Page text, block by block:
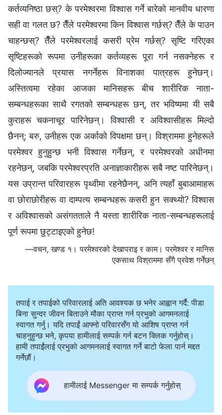
कर्तव्यनिष्ठा छस्? के परमेश्‍वरमा विश्‍वास गर्ने बारेको मानवीय धारणा
सही वा गलत छ? तैँले परमेश्‍वरमा किन विश्‍वास गर्छस्? तैँले के पाउन
चाहन्छस्? तैँले परमेश्‍वरलाई कसरी प्रेम गर्छस्? सृष्टि गरिएका
सृष्टिहरूको रूपमा उनीहरूका कर्तव्यहरू पूरा गर्न नसक्नेहरू र
दिलोज्‍यानले प्रयास नगर्नेहरू विनाशका पात्रहरू हुनेछन्।
अस्तित्वमा रहेका आजका मानिसहरू बीच शारीरिक नाता-
सम्बन्धहरूका साथै रगतको सम्बन्धहरू छन्, तर भविष्यमा यी सबै
कुराहरू चकनाचूर पारिनेछन्। विश्‍वासी र अविश्‍वासीहरू मिल्दो
छैनन्; बरु, उनीहरू एक अर्काको विपक्षमा छन्। विश्राममा हुनेहरूले
परमेश्‍वर हुनुहुन्छ भनी विश्‍वास गर्नेछन्, र परमेश्‍वरको अधीनमा
रहनेछन्, जबकि परमेश्‍वरप्रति अनाज्ञाकारीहरू सबै नष्ट पारिनेछन्।
यस उप्रान्त परिवारहरू पृथ्वीमा रहनेछैनन्, अनि त्यहाँ बुबाआमाहरू
वा छोराछोरीहरू वा दाम्पत्य सम्बन्धहरू कसरी हुन सक्थ्यो? विश्‍वास
र अविश्‍वासको असंगतताले नै यस्ता शारीरिक नाता-सम्बन्धहरूलाई
पूर्ण रूपमा छुट्टाइएको हुनेछ!
—वचन, खण्ड १। परमेश्‍वरको देखापराइ र काम। परमेश्‍वर र मानिस
एकसाथ विश्राममा सँगै प्रवेश गर्नेछन्
तपाई र तपाईको परिवारलाई अति आवश्यक छ भनेर आह्वान गर्दै: पीडा
बिना सुन्दर जीवन बिताउने मौका प्राप्त गर्न प्रभुको आगमनलाई
स्वागत गर्नु। यदि तपाईं आफ्नो परिवारसँग यो आशिष प्राप्त गर्न
चाहनुहुन्छ भने, कृपया हामीलाई सम्पर्क गर्न बटन क्लिक गर्नुहोस्।
हामी तपाईंलाई प्रभुको आगमनलाई स्वागत गर्ने बाटो फेला पार्न मद्दत
गर्नेछौं।
हामीलाई Messenger मा सम्पर्क गर्नुहोस्